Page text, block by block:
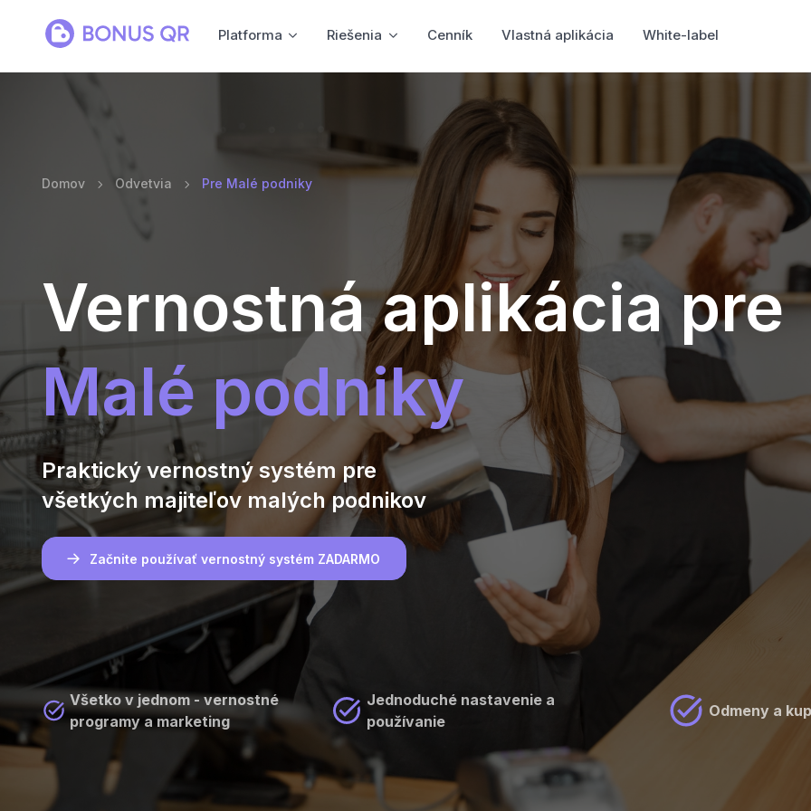
Platforma Riešenia Cenník Vlastná aplikácia White-label
Domov Odvetvia Pre Malé podniky
Vernostná aplikácia pre
Malé podniky
Praktický vernostný systém pre
všetkých majiteľov malých podnikov
Začnite používať vernostný systém ZADARMO
Všetko v jednom - vernostné
programy a marketing
Jednoduché nastavenie a
používanie
Odmeny a